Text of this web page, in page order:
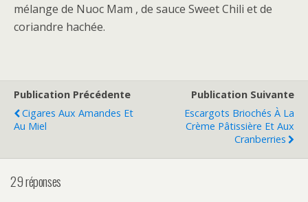
mélange de Nuoc Mam , de sauce Sweet Chili et de
coriandre hachée.
Publication Précédente
Cigares Aux Amandes Et
Au Miel
Publication Suivante
Escargots Briochés À La
Crème Pâtissière Et Aux
Cranberries
29 réponses